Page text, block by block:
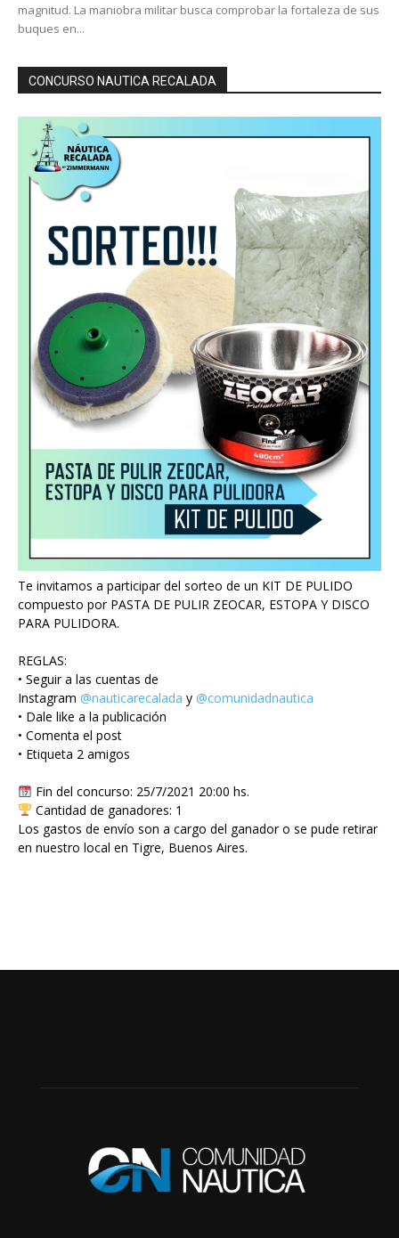
magnitud. La maniobra militar busca comprobar la fortaleza de sus
buques en...
CONCURSO NAUTICA RECALADA
Te invitamos a participar del sorteo de un KIT DE PULIDO
compuesto por PASTA DE PULIR ZEOCAR, ESTOPA Y DISCO
PARA PULIDORA.
REGLAS:
• Seguir a las cuentas de
Instagram @nauticarecalada y @comunidadnautica
• Dale like a la publicación
• Comenta el post
• Etiqueta 2 amigos
Fin del concurso: 25/7/2021 20:00 hs.
Cantidad de ganadores: 1
Los gastos de envío son a cargo del ganador o se pude retirar
en nuestro local en Tigre, Buenos Aires.